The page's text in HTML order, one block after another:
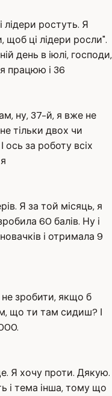
ростуть. Я
щоб ці лідери росли".
день в іюлі, господи,
працюю і 36
ну, 37-й, я вже не
тільки двох чи
ось за роботу всіх
Я за той місяць, я
60 балів. Ну і
і отримала 9
зробити, якщо б
що ти там сидиш? І
Я хочу проти. Дякую.
і тема інша, тому що